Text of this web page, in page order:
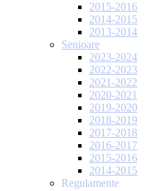
2015-2016
2014-2015
2013-2014
Senioare
2023-2024
2022-2023
2021-2022
2020-2021
2019-2020
2018-2019
2017-2018
2016-2017
2015-2016
2014-2015
Regulamente